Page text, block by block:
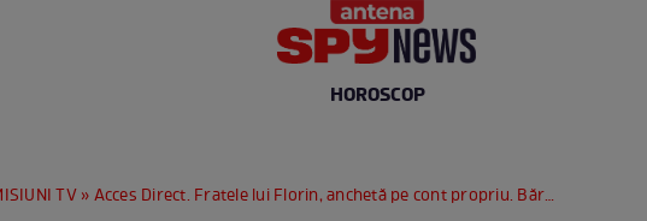
HOROSCOP
TV» Acces Direct. Fratele lui Florin, anchetă pe cont propriu. Bărbatul a fost găsit mort în casa patronului: „Îl bătea...” / VIDEO